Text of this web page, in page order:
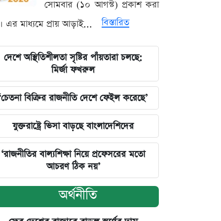
সোমবার (১০ আগস্ট) প্রকাশ করা
এর মাধ্যমে প্রায় আড়াই...
বিস্তারিত
দেশে অস্থিতিশীলতা সৃষ্টির পাঁয়তারা চলছে:
মির্জা ফখরুল
বিক্রির রাজনীতি দেশে ফেইল করেছে’
যুক্তরাষ্ট্রে ভিসা বাড়ছে বাংলাদেশিদের
‘রাজনীতির বাল্যশিক্ষা নিয়ে প্রফেসরের মতো
আচরণ ঠিক নয়’
অর্থনীতি